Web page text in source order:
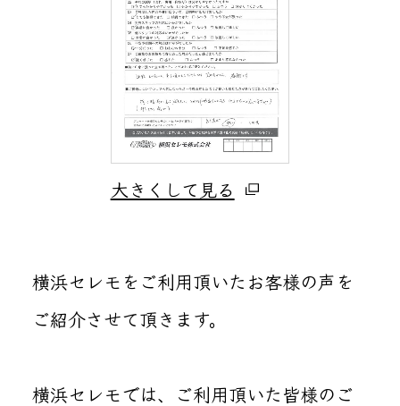
大きくして見る
横浜セレモをご利用頂いたお客様の声を
ご紹介させて頂きます。
横浜セレモでは、ご利用頂いた皆様のご